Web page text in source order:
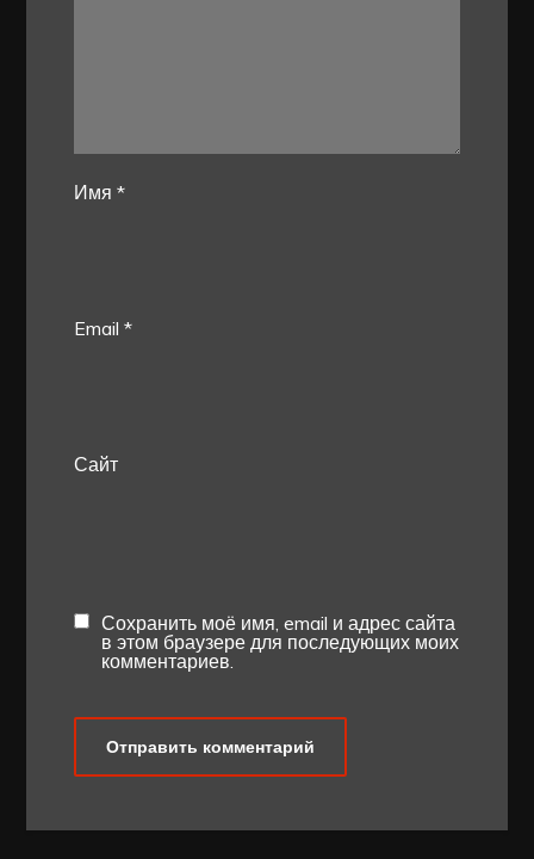
Имя*
Email*
Сайт
Сохранить моё имя, email и адрес сайта
в этом браузере для последующих моих
комментариев.